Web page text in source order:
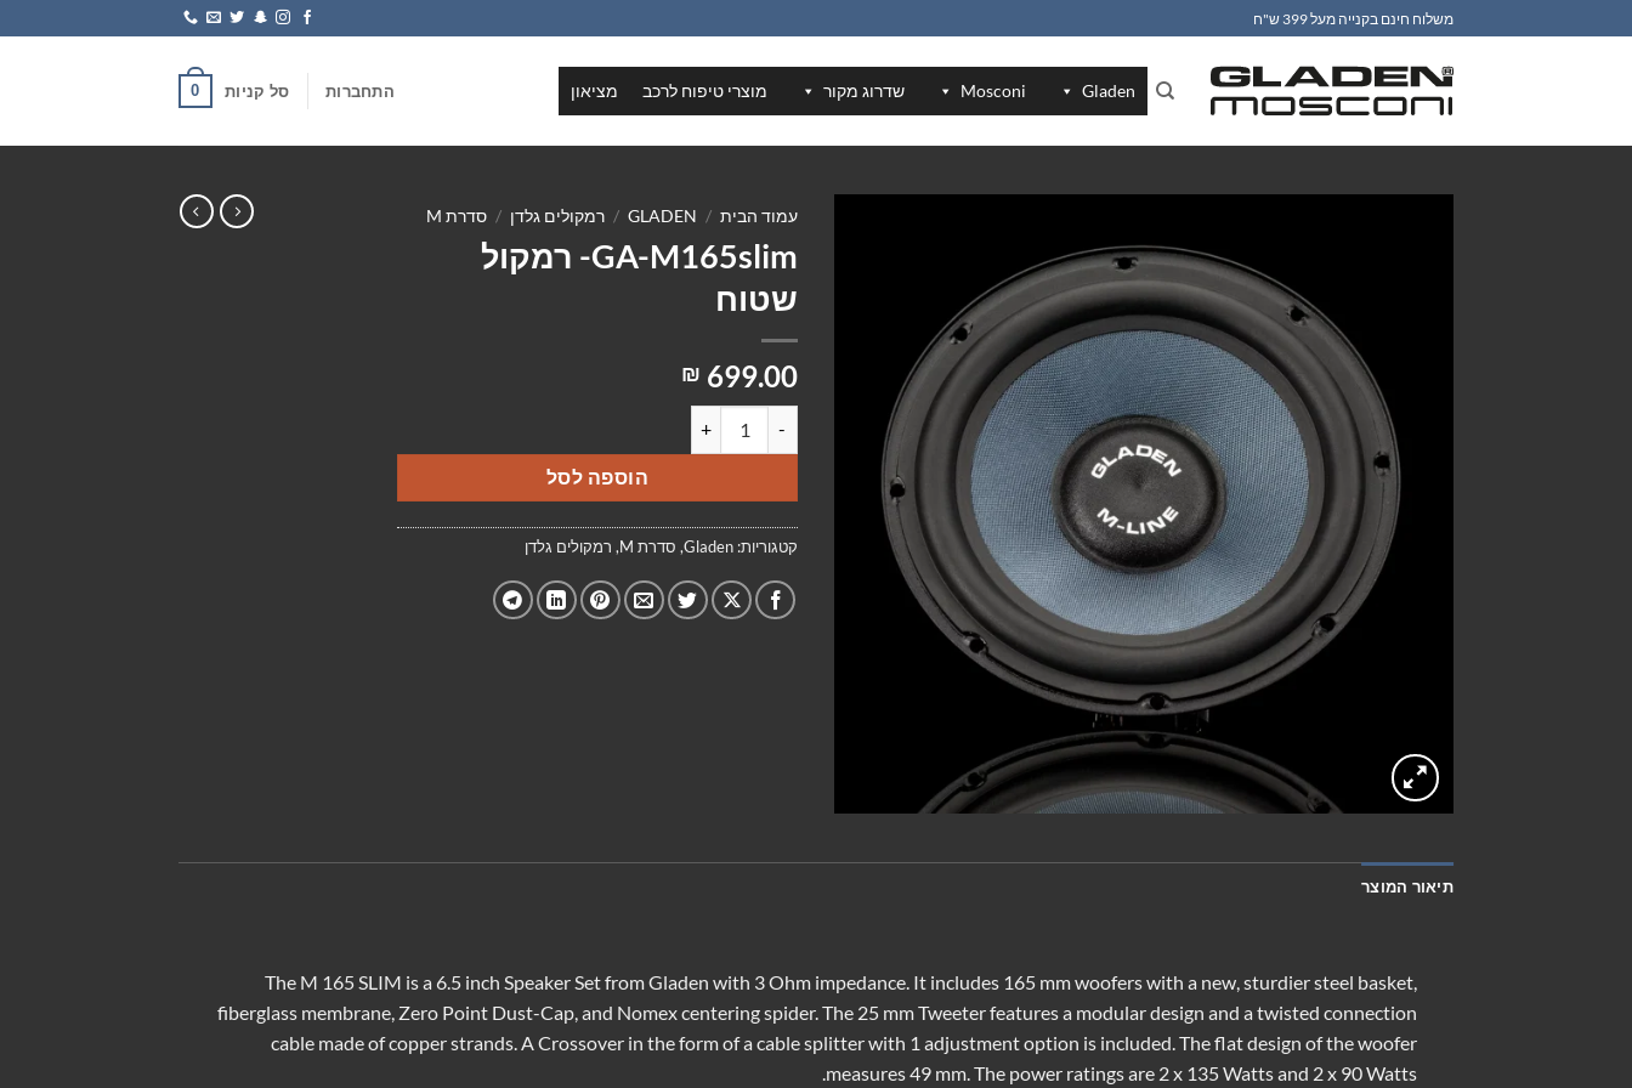
to
משלוח חינם בקנייה מעל 399 ש"ח
Gladen
Mosconi שדרוג מקור מוצרי טיפוח לרכב מציאון התחברות סל קניות 0
עמוד הבית /
GLADEN
/ רמקולים גלדן / סדרת M
GA-M165slim- רמקול
שטוח
₪ 699.00
הוספה לסל
קטגוריות: Gladen
, סדרת M , רמקולים גלדן
תיאור המוצר
The M 165 SLIM is a 6.5 inch Speaker Set from Gladen with 3 Ohm impedance. It includes 165 mm woofers with a new, sturdier steel basket,
fiberglass membrane, Zero Point Dust-Cap, and Nomex centering spider. The 25 mm Tweeter features a modular design and a twisted connection
cable made of copper strands. A Crossover in the form of a cable splitter with 1 adjustment option is included. The flat design of the woofer
measures 49 mm. The power ratings are 2 x 135 Watts and 2 x 90 Watts.